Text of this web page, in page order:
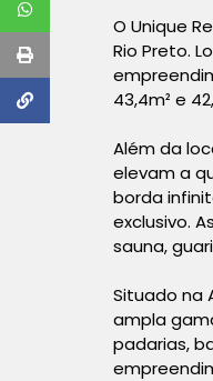
O Unique
Rio Preto.
43,4m² e
Além da
elevam a
borda
exclusivo.
sauna,
Situado na
ampla
padarias,